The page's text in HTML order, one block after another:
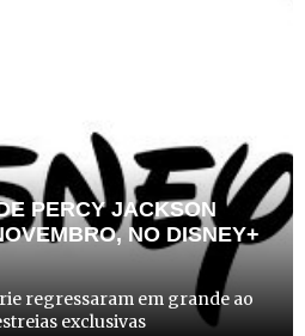
PERCY JACKSON
NO DISNEY+
regressaram em grande ao
exclusivas